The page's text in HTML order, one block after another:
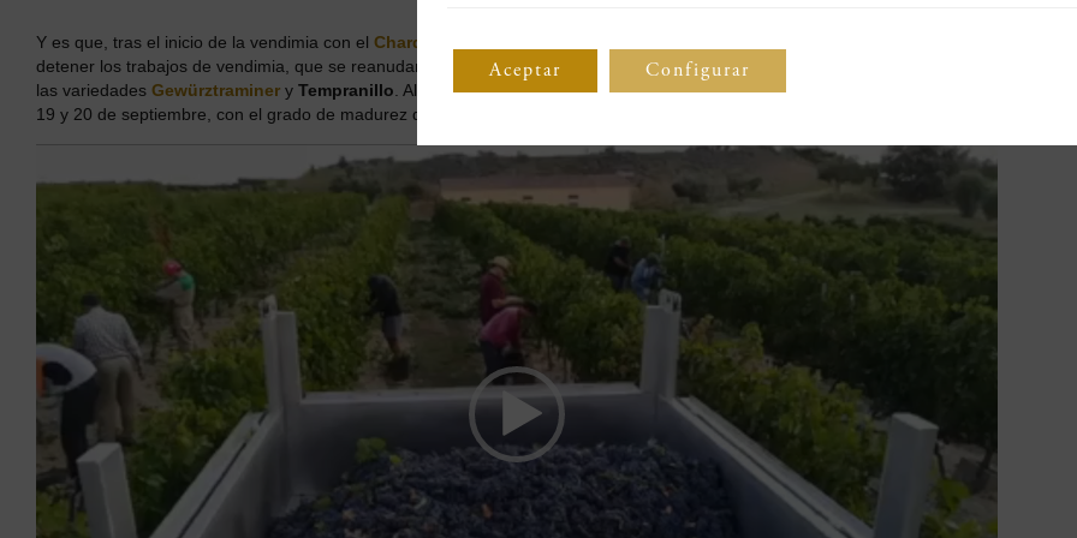
Y es que, tras el inicio de la vendimia con el Chardonnay
detener los trabajos de vendimia, que se reanudaron seis días más tarde. Fue entonces, el 10 de septiembre, cuando se reinició la
las variedades Gewürztraminer y Tempranillo. Algo más tarde, le llegó el turno alCabernet Sauvignon
19 y 20 de septiembre, con el grado de madurez deseado para este tipo de vino.
de
Aceptar Configurar